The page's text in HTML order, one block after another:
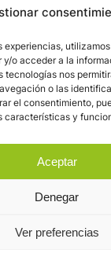
experiencias,
o acceder a la
tecnologías nos
o las
el consentimiento,
características y
Aceptar
Denegar
Ver preferencias